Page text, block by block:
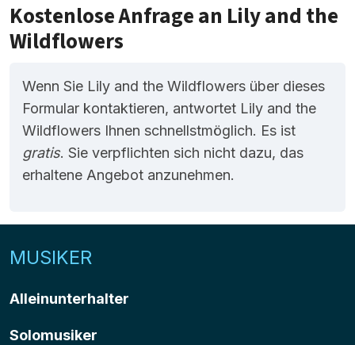
Kostenlose Anfrage an Lily and the
Wildflowers
Wenn Sie Lily and the Wildflowers über dieses
Formular kontaktieren, antwortet Lily and the
Wildflowers Ihnen schnellstmöglich. Es ist
gratis. Sie verpflichten sich nicht dazu, das
erhaltene Angebot anzunehmen.
MUSIKER
Alleinunterhalter
Solomusiker